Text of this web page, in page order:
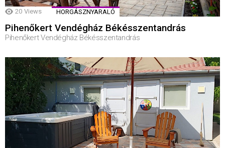
20 Views HORGÁSZNYARALÓ
Pihenőkert Vendégház Békésszentandrás
Pihenőkert Vendégház Békésszentandrás